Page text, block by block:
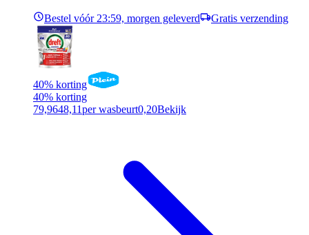
Bestel vóór 23:59, morgen geleverd Gratis verzending
40% korting
40% korting
79,9648,11per wasbeurt0,20Bekijk